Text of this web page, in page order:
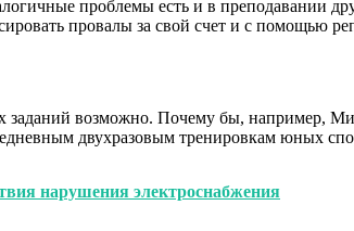
проблемы есть и в преподавании
провалы за свой счет и с помощью
возможно. Почему бы, например,
двухразовым тренировкам юных
нарушения электроснабжения